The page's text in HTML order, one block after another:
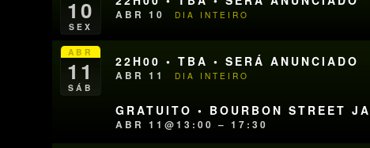
10
SEX
ABR 10 DIA INTEIRO
ABR
11
SÁB
22H00 • TBA • SERÁ ANUNCIADO
ABR 11 DIA INTEIRO
GRATUITO • BOURBON STREET
ABR 11@13:00 – 17:30